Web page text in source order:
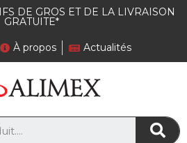
DE GROS ET DE LA LIVRAISON
GRATUITE*
À propos Actualités
cookies